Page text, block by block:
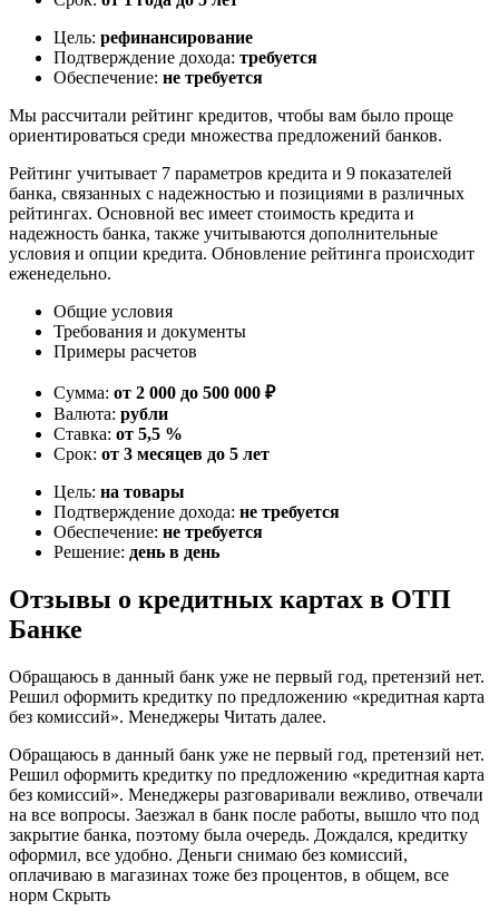
Цель: рефинансирование
Подтверждение дохода: требуется
Обеспечение: не требуется
Мы рассчитали рейтинг кредитов, чтобы вам было проще
ориентироваться среди множества предложений банков.
Рейтинг учитывает 7 параметров кредита и 9 показателей
банка, связанных с надежностью и позициями в различных
рейтингах. Основной вес имеет стоимость кредита и
надежность банка, также учитываются дополнительные
условия и опции кредита. Обновление рейтинга происходит
еженедельно.
Общие условия
Требования и документы
Примеры расчетов
Сумма: от 2 000 до 500 000 ₽
Валюта: рубли
Ставка: от 5,5 %
Срок: от 3 месяцев до 5 лет
Цель: на товары
Подтверждение дохода: не требуется
Обеспечение: не требуется
Решение: день в день
Отзывы о кредитных картах в ОТП
Банке
Обращаюсь в данный банк уже не первый год, претензий нет.
Решил оформить кредитку по предложению «кредитная карта
без комиссий». Менеджеры Читать далее.
Обращаюсь в данный банк уже не первый год, претензий нет.
Решил оформить кредитку по предложению «кредитная карта
без комиссий». Менеджеры разговаривали вежливо, отвечали
на все вопросы. Заезжал в банк после работы, вышло что под
закрытие банка, поэтому была очередь. Дождался, кредитку
оформил, все удобно. Деньги снимаю без комиссий,
оплачиваю в магазинах тоже без процентов, в общем, все
норм Скрыть